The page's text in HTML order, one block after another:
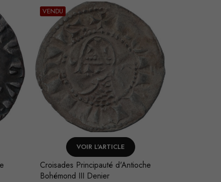
VENDU
VOIR L'ARTICLE
Croisades Principauté d'Antioche
Bohémond III Denier